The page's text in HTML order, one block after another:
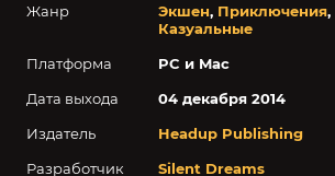
Жанр Экшен, Приключения,
Казуальные
Платформа
PC и Mac
Дата выхода
04 декабря 2014
Издатель
Headup Publishing
Разработчик
Silent Dreams